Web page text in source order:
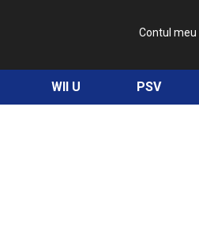
Contul meu
WII U PSV